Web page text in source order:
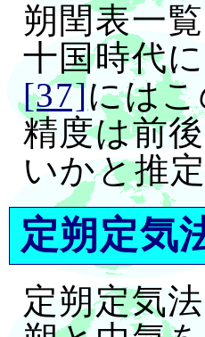
朔閏表一
十国時代
[37]には
精度は前
いかと推
定朔定気
定朔定気